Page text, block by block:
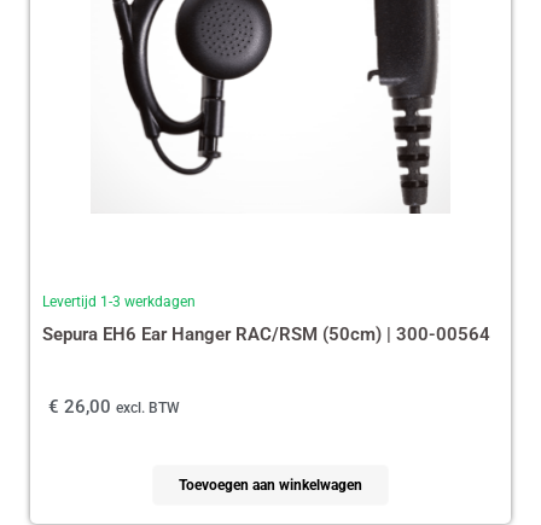
Levertijd 1-3 werkdagen
Sepura EH6 Ear Hanger RAC/RSM (50cm) | 300-00564
€ 26,00 excl. BTW
Toevoegen aan winkelwagen